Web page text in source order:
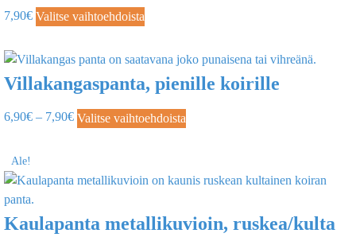
7,90€ Valitse vaihtoehdoista
Villakangaspanta, pienille koirille
6,90€ – 7,90€ Valitse vaihtoehdoista
Ale!
Kaulapanta metallikuvioin, ruskea/kulta